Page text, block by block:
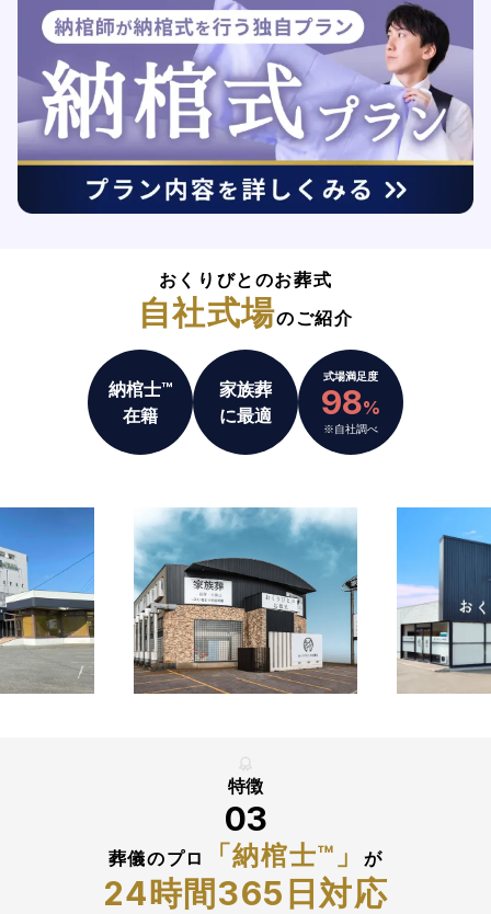
おくりびとのお葬式
自社式場のご紹介
納棺士™
在籍
家族葬
に最適
式場満足度
98%
※自社調べ
特徴
03
葬儀のプロ 「納棺士™」 が
24時間365日対応